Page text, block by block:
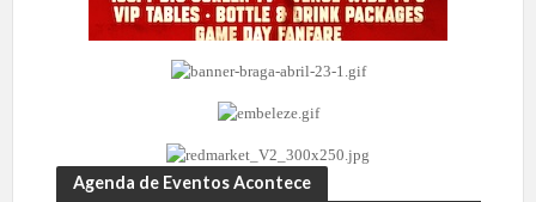
Agenda de Eventos Acontece